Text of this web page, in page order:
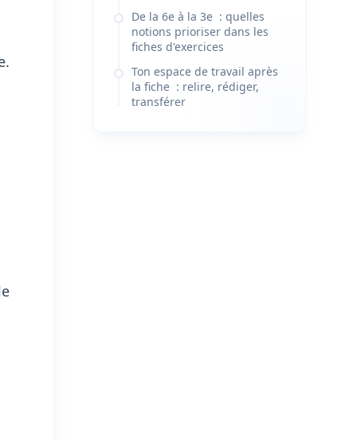
De la 6e à la 3e : quelles
notions prioriser dans les
fiches d'exercices
Ton espace de travail après
la fiche : relire, rédiger,
transférer